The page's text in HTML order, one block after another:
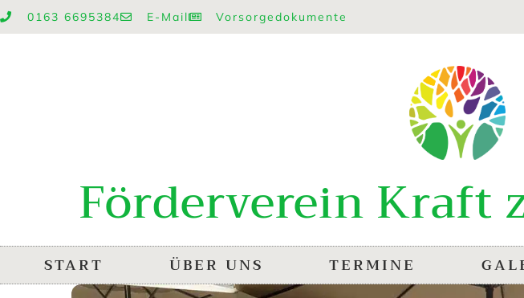
0163 6695384 E-Mail Vorsorgedokumente
Förderverein Kraft
START ÜBER UNS TERMINE